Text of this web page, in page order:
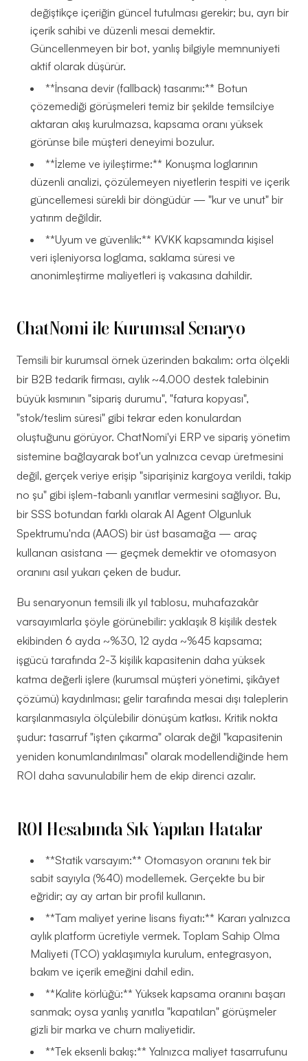
değiştikçe içeriğin güncel tutulması gerekir; bu, ayrı bir
içerik sahibi ve düzenli mesai demektir.
Güncellenmeyen bir bot, yanlış bilgiyle memnuniyeti
aktif olarak düşürür.
**İnsana devir (fallback) tasarımı:** Botun
çözemediği görüşmeleri temiz bir şekilde temsilciye
aktaran akış kurulmazsa, kapsama oranı yüksek
görünse bile müşteri deneyimi bozulur.
**İzleme ve iyileştirme:** Konuşma loglarının
düzenli analizi, çözülemeyen niyetlerin tespiti ve içerik
güncellemesi sürekli bir döngüdür — "kur ve unut" bir
yatırım değildir.
**Uyum ve güvenlik:** KVKK kapsamında kişisel
veri işleniyorsa loglama, saklama süresi ve
anonimleştirme maliyetleri iş vakasına dahildir.
ChatNomi ile Kurumsal Senaryo
Temsili bir kurumsal örnek üzerinden bakalım: orta ölçekli
bir B2B tedarik firması, aylık ~4.000 destek talebinin
büyük kısmının "sipariş durumu", "fatura kopyası",
"stok/teslim süresi" gibi tekrar eden konulardan
oluştuğunu görüyor. ChatNomi'yi ERP ve sipariş yönetim
sistemine bağlayarak bot'un yalnızca cevap üretmesini
değil, gerçek veriye erişip "siparişiniz kargoya verildi, takip
no şu" gibi işlem-tabanlı yanıtlar vermesini sağlıyor. Bu,
bir SSS botundan farklı olarak AI Agent Olgunluk
Spektrumu'nda (AAOS) bir üst basamağa — araç
kullanan asistana — geçmek demektir ve otomasyon
oranını asıl yukarı çeken de budur.
Bu senaryonun temsili ilk yıl tablosu, muhafazakâr
varsayımlarla şöyle görünebilir: yaklaşık 8 kişilik destek
ekibinden 6 ayda ~%30, 12 ayda ~%45 kapsama;
işgücü tarafında 2-3 kişilik kapasitenin daha yüksek
katma değerli işlere (kurumsal müşteri yönetimi, şikâyet
çözümü) kaydırılması; gelir tarafında mesai dışı taleplerin
karşılanmasıyla ölçülebilir dönüşüm katkısı. Kritik nokta
şudur: tasarruf "işten çıkarma" olarak değil "kapasitenin
yeniden konumlandırılması" olarak modellendiğinde hem
ROI daha savunulabilir hem de ekip direnci azalır.
ROI Hesabında Sık Yapılan Hatalar
**Statik varsayım:** Otomasyon oranını tek bir
sabit sayıyla (%40) modellemek. Gerçekte bu bir
eğridir; ay ay artan bir profil kullanın.
**Tam maliyet yerine lisans fiyatı:** Kararı yalnızca
aylık platform ücretiyle vermek. Toplam Sahip Olma
Maliyeti (TCO) yaklaşımıyla kurulum, entegrasyon,
bakım ve içerik emeğini dahil edin.
**Kalite körlüğü:** Yüksek kapsama oranını başarı
sanmak; oysa yanlış yanıtla "kapatılan" görüşmeler
gizli bir marka ve churn maliyetidir.
**Tek eksenli bakış:** Yalnızca maliyet tasarrufunu